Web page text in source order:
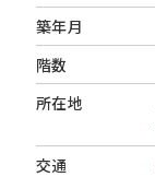
築年月
階数
所在地
交通